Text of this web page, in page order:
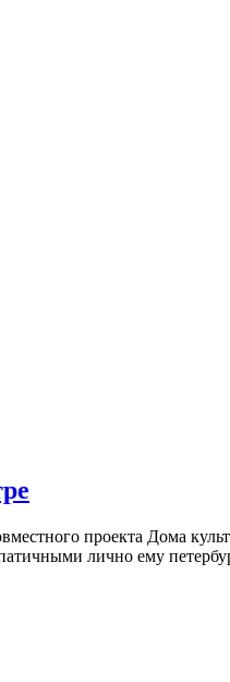
проекта Дома
лично ему